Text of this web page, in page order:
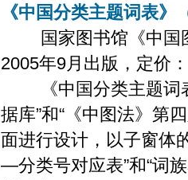
《中国分类主题词表
国家图书馆《中国图
2005年9月出版，定价
《中国分类主题词表
据库”和“《中图法》第
面进行设计，以子窗体
—分类号对应表”和“词